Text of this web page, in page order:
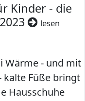
Kinder - die
lesen
Wärme - und mit
kalte Füße bringt
Hausschuhe